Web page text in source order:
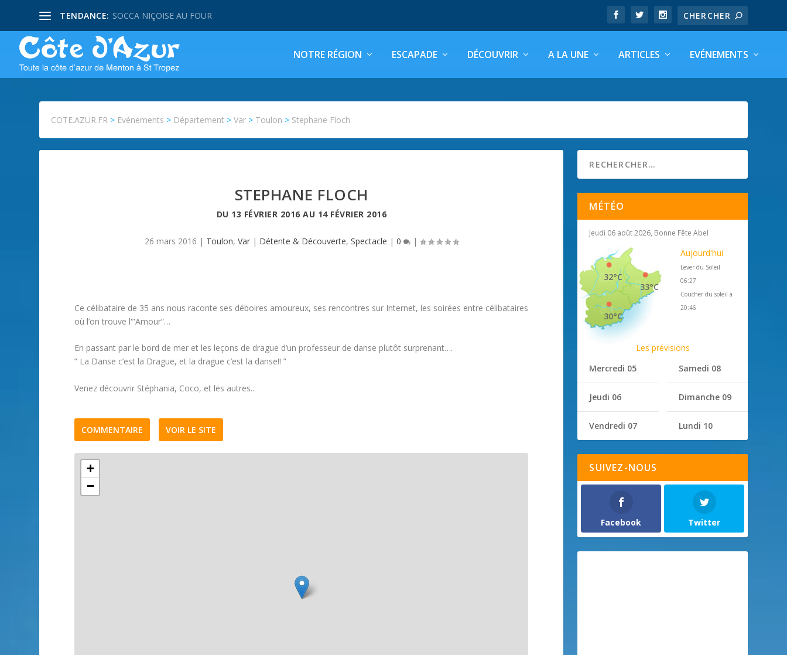
TENDANCE: SOCCA NIÇOISE AU FOUR
NOTRE RÉGION ESCAPADE DÉCOUVRIR A LA UNE ARTICLES EVÉNEMENTS
COTE.AZUR.FR > Evénements > Département >Var > Toulon > Stephane Floch
STEPHANE FLOCH
DU 13 FÉVRIER 2016 AU 14 FÉVRIER 2016
26 mars 2016 | Toulon, Var| Détente & Découverte, Spectacle | 0 |
Ce célibataire de 35 ans nous raconte ses déboires amoureux, ses rencontres sur Internet, les soirées entre célibataires
où l’on trouve l'”Amour”…
En passant par le bord de mer et les leçons de drague d’un professeur de danse plutôt surprenant….
” La Danse c’est la Drague, et la drague c’est la danse!! ”
Venez découvrir Stéphania, Coco, et les autres..
COMMENTAIRE VOIR LE SITE
+
−
MÉTÉO
Jeudi 06 août 2026, Bonne Fête Abel
33°C
32°C
30°C
Aujourd'hui
Lever du Soleil
06:27
Coucher du soleil à
20:46
Les prévisions
Mercredi 05
Jeudi 06
Vendredi 07
Samedi 08
Dimanche 09
Lundi 10
SUIVEZ-NOUS
Facebook Twitter